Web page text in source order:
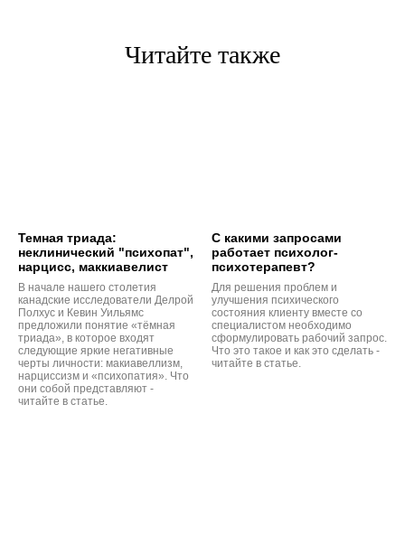
Читайте также
Темная триада:
неклинический "психопат",
нарцисс, маккиавелист
В начале нашего столетия
канадские исследователи Делрой
Полхус и Кевин Уильямс
предложили понятие «тёмная
триада», в которое входят
следующие яркие негативные
черты личности: макиавеллизм,
нарциссизм и «психопатия». Что
они собой представляют -
читайте в статье.
С какими запросами
работает психолог-
психотерапевт?
Для решения проблем и
улучшения психического
состояния клиенту вместе со
специалистом необходимо
сформулировать рабочий запрос.
Что это такое и как это сделать -
читайте в статье.